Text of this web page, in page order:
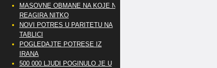
MASOVNE OBMANE NA KOJE NE
REAGIRA NITKO
NOVI POTRES U PARITETU NA
TABLICI
POGLEDAJTE POTRESE IZ
IRANA
500 000 LJUDI POGINULO JE U